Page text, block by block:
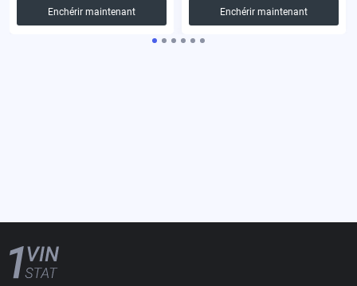
Enchérir maintenant
Enchérir maintenant